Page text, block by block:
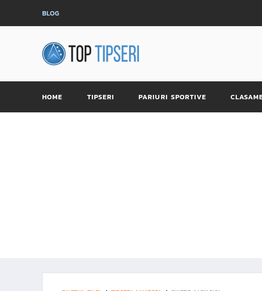
BLOG
HOME TIPSERI PARIURI SPORTIVE